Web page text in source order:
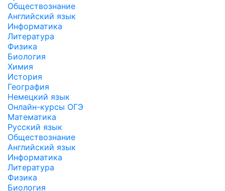
Обществознание
Английский язык
Информатика
Литература
Физика
Биология
Химия
История
География
Немецкий язык
Онлайн-курсы ОГЭ
Математика
Русский язык
Обществознание
Английский язык
Информатика
Литература
Физика
Биология